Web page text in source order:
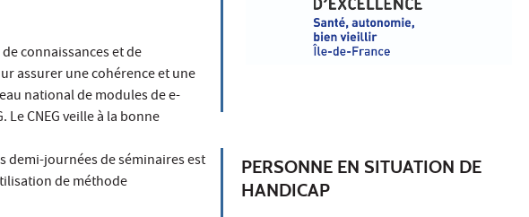
connaissances et de
assurer une cohérence et une
national de modules de e-
CNEG veille à la bonne
demi-journées de séminaires est
de méthode
PERSONNE EN SITUATION DE
HANDICAP